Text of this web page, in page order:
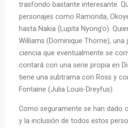
trasfondo bastante interesante.
personajes como Ramonda,
hasta Nakia (Lupita Nyong’o).
Williams (Dominique Thorne), una
ciencia que eventualmente se
contará con una serie propia en
tiene una subtrama con Ross y
Fontaine (Julia Louis-Dreyfus).
Como seguramente se han dado
y la inclusión de todos estos